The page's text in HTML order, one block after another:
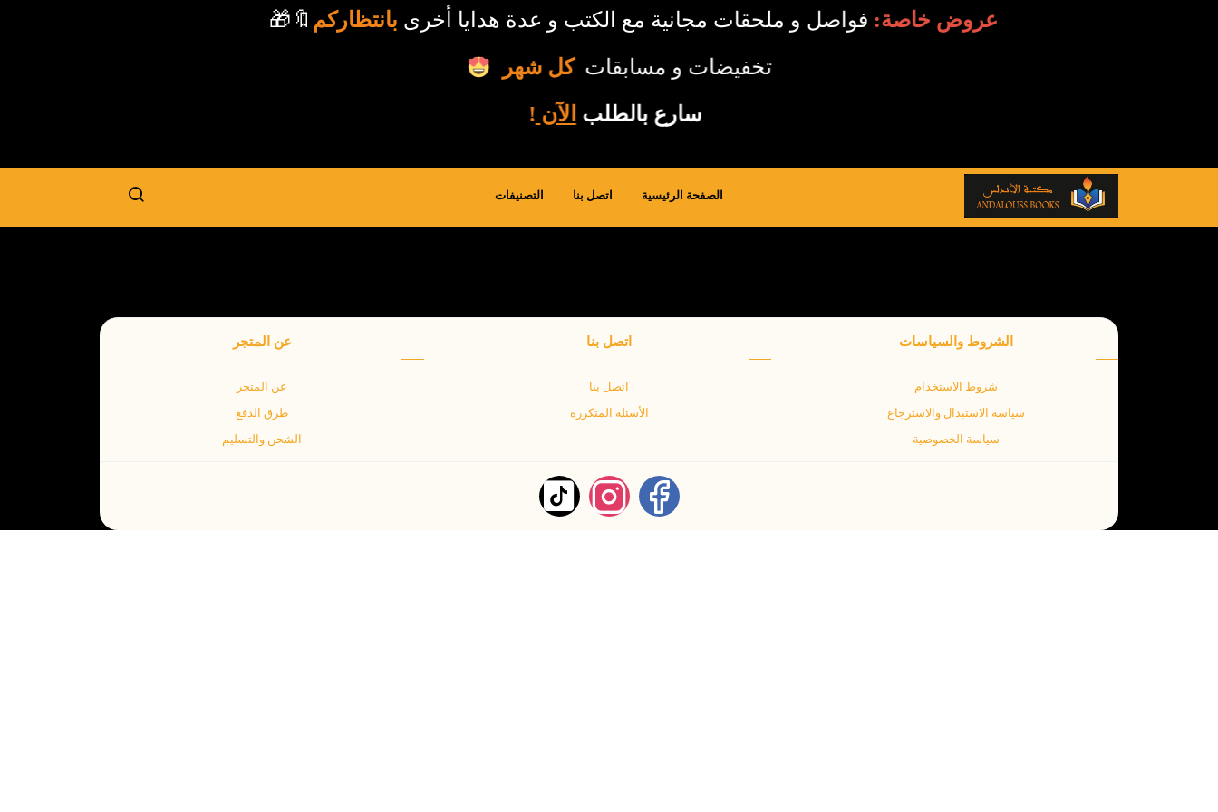
عروض خاصة: فواصل و ملحقات مجانية مع الكتب و عدة هدايا أخرىبانتظاركم🔖🎁
تخفيضات و مسابقات كل شهر
سارع بالطلب الآن
الصفحة الرئيسية اتصل بنا التصنيفات
الشروط والسياسات
شروط الاستخدام
سياسة الاستبدال والاسترجاع
سياسة الخصوصية
اتصل بنا
اتصل بنا
الأسئلة المتكررة
عن المتجر
عن المتجر
طرق الدفع
الشحن والتسليم